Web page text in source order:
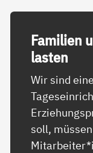
Fa­mi­li­en
las­ten
Wir sind
soll,